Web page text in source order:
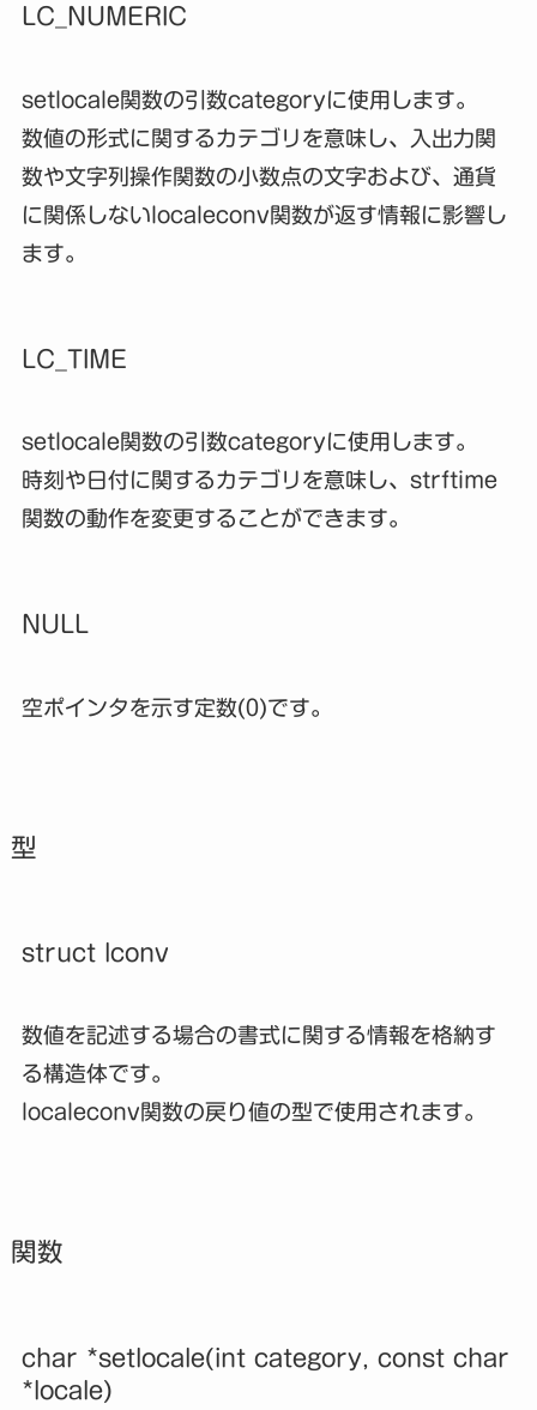
LC_NUMERIC
setlocale関数の引数categoryに使用します。
数値の形式に関するカテゴリを意味し、入出力関
数や文字列操作関数の小数点の文字および、通貨
に関係しないlocaleconv関数が返す情報に影響し
ます。
LC_TIME
setlocale関数の引数categoryに使用します。
時刻や日付に関するカテゴリを意味し、strftime
関数の動作を変更することができます。
NULL
空ポインタを示す定数(0)です。
型
struct lconv
数値を記述する場合の書式に関する情報を格納す
る構造体です。
localeconv関数の戻り値の型で使用されます。
関数
char *setlocale(int category, const char
*locale)